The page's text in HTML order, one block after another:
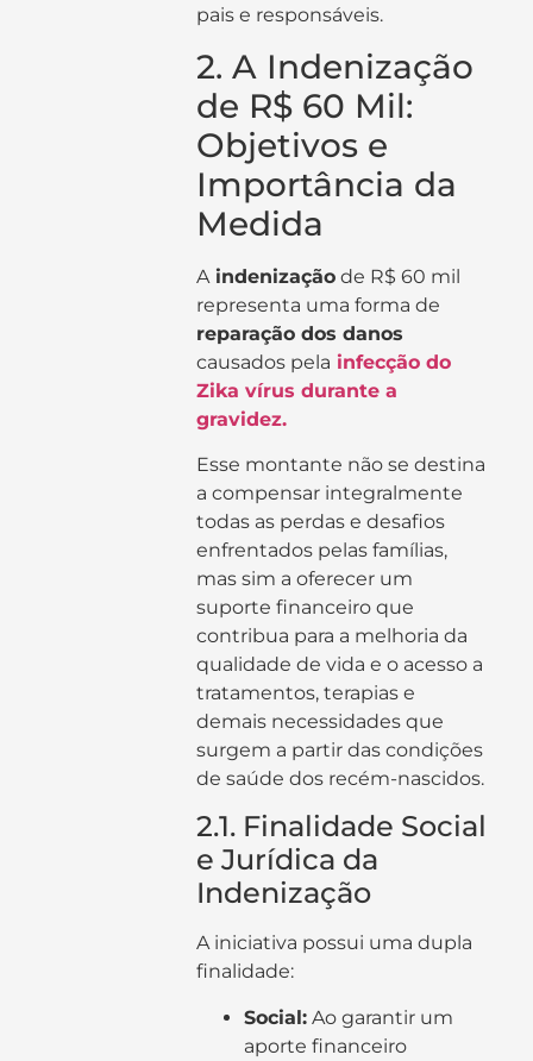
pais e responsáveis.
2. A Indenização
de R$ 60 Mil:
Objetivos e
Importância da
Medida
A indenização de R$ 60 mil
representa uma forma de
reparação dos danos
causados pela infecção do
Zika vírus durante a
gravidez.
Esse montante não se destina
a compensar integralmente
todas as perdas e desafios
enfrentados pelas famílias,
mas sim a oferecer um
suporte financeiro que
contribua para a melhoria da
qualidade de vida e o acesso a
tratamentos, terapias e
demais necessidades que
surgem a partir das condições
de saúde dos recém-nascidos.
2.1. Finalidade Social
e Jurídica da
Indenização
A iniciativa possui uma dupla
finalidade:
Social: Ao garantir um
aporte financeiro